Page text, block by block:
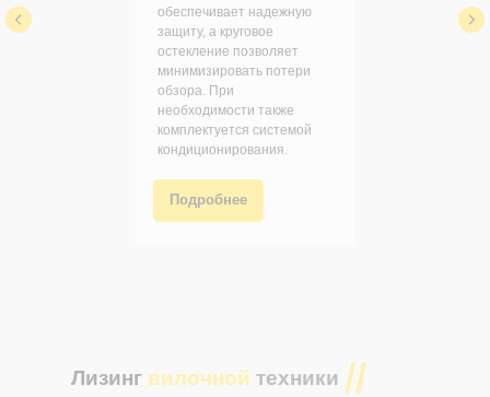
обеспечивает надежную
защиту, а круговое
остекление позволяет
минимизировать потери
обзора. При
необходимости также
комплектуется системой
кондиционирования.
Подробнее
Лизинг вилочной техники